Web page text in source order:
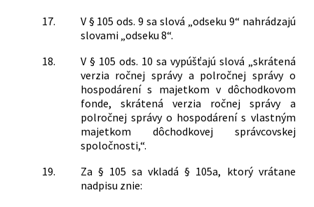
17.
V § 105 ods. 9 sa slová „odseku 9“ nahrádzajú
slovami „odseku 8“.
18.
V § 105 ods. 10 sa vypúšťajú slová „skrátená
verzia ročnej správy a polročnej správy o
hospodárení s majetkom v dôchodkovom
fonde, skrátená verzia ročnej správy a
polročnej správy o hospodárení s vlastným
majetkom dôchodkovej správcovskej
spoločnosti,“.
19.
Za § 105 sa vkladá § 105a, ktorý vrátane
nadpisu znie: